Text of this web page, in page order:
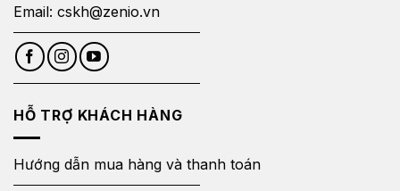
Email: cskh@zenio.vn
HỖ TRỢ KHÁCH HÀNG
Hướng dẫn mua hàng và thanh toán